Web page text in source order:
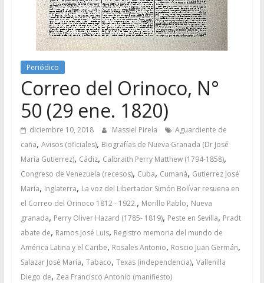
Periódico
Correo del Orinoco, N°
50 (29 ene. 1820)
diciembre 10, 2018 Massiel Pirela
Aguardiente de
caña, Avisos (oficiales), Biografías de Nueva Granada (Dr José
María Gutierrez), Cádiz, Calbraith Perry Matthew (1794-1858),
Congreso de Venezuela (recesos), Cuba, Cumaná, Gutierrez José
María, Inglaterra, La voz del Libertador Simón Bolívar resuena en
el Correo del Orinoco 1812 - 1922., Morillo Pablo, Nueva
granada, Perry Oliver Hazard (1785- 1819), Peste en Sevilla, Pradt
abate de, Ramos José Luis, Registro memoria del mundo de
América Latina y el Caribe, Rosales Antonio, Roscio Juan Germán,
Salazar José María, Tabaco, Texas (independencia), Vallenilla
Diego de, Zea Francisco Antonio (manifiesto)